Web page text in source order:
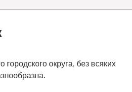
городского округа, без всяких